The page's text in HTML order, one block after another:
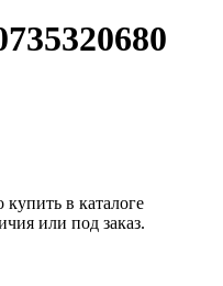
в каталоге
или под заказ.